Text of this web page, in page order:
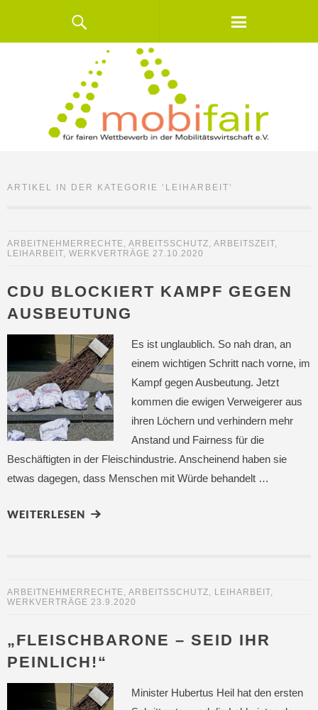
ARTIKEL IN DER KATEGORIE ‘ LEIHARBEIT ’
ARBEITNEHMERRECHTE, ARBEITSSCHUTZ, ARBEITSZEIT,
LEIHARBEIT, WERKVERTRÄGE 27.10.2020
CDU BLOCKIERT KAMPF GEGEN
AUSBEUTUNG
Es ist unglaublich. So nah dran, an
einem wichtigen Schritt nach vorne, im
Kampf gegen Ausbeutung. Jetzt
kommen die ewigen Verweigerer aus
ihren Löchern und verhindern mehr
Anstand und Fairness für die
Beschäftigten in der Fleischindustrie. Anscheinend haben sie
etwas dagegen, dass Menschen mit Würde behandelt …
WEITERLESEN
ARBEITNEHMERRECHTE, ARBEITSSCHUTZ, LEIHARBEIT,
WERKVERTRÄGE 23.9.2020
„FLEISCHBARONE – SEID IHR
PEINLICH!“
Minister Hubertus Heil hat den ersten